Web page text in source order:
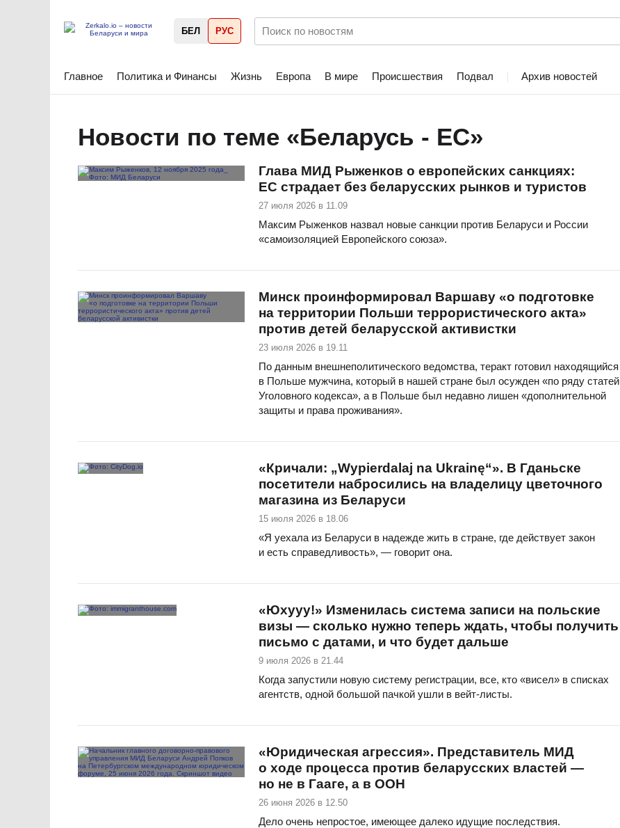
БЕЛ РУС
Главное Политика и Финансы Жизнь Европа В мире Происшествия Подвал Архив новостей
Новости по теме «Беларусь - ЕС»
Глава МИД Рыженков о европейских санкциях:
ЕС страдает без беларусских рынков и туристов
27 июля 2026 в 11.09
Максим Рыженков назвал новые санкции против Беларуси и России
«самоизоляцией Европейского союза».
Минск проинформировал Варшаву «о подготовке
на территории Польши террористического акта»
против детей беларусской активистки
23 июля 2026 в 19.11
По данным внешнеполитического ведомства, теракт готовил находящийся
в Польше мужчина, который в нашей стране был осужден «по ряду статей
Уголовного кодекса», а в Польше был недавно лишен «дополнительной
защиты и права проживания».
«Кричали: „Wypierdalaj na Ukrainę“». В Гданьске
посетители набросились на владелицу цветочного
магазина из Беларуси
15 июля 2026 в 18.06
«Я уехала из Беларуси в надежде жить в стране, где действует закон
и есть справедливость», — говорит она.
«Юхууу!» Изменилась система записи на польские
визы — сколько нужно теперь ждать, чтобы получить
письмо с датами, и что будет дальше
9 июля 2026 в 21.44
Когда запустили новую систему регистрации, все, кто «висел» в списках
агентств, одной большой пачкой ушли в вейт-листы.
«Юридическая агрессия». Представитель МИД
о ходе процесса против беларусских властей —
но не в Гааге, а в ООН
26 июня 2026 в 12.50
Дело очень непростое, имеющее далеко идущие последствия.